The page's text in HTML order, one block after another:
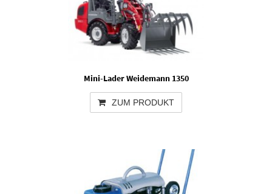
Mini-Lader Weidemann 1350
ZUM PRODUKT